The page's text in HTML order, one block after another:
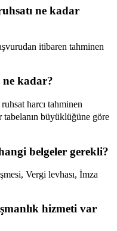
ne kadar
itibaren tahminen
ne kadar?
harcı tahminen
tabelanın büyüklüğüne göre
belgeler gerekli?
Vergi levhası, İmza
hizmeti var